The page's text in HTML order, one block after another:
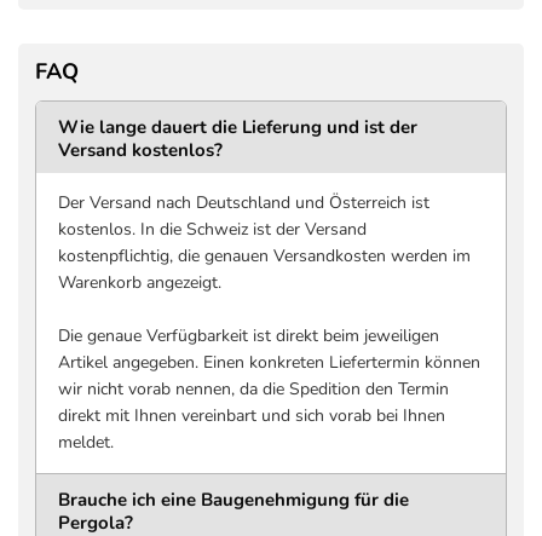
DURCHGANGSHÖHE
2366 mm
Untergrund bis Unterkante
Trägerkonstruktion
3706 mm
Pfosten, entlang
Lamellenlänge
DURCHGANGSBREITE
2 mal 3706 mm
Innenkante bis Innenkante
Pfosten
MATERIAL
Pulverbeschichtet
QUERSCHNITT
HÖHE
WANDSTÄRKE
FAQ
Wie lange dauert die Lieferung und ist der
Versand kostenlos?
Der Versand nach Deutschland und Österreich ist
kostenlos. In die Schweiz ist der Versand
kostenpflichtig, die genauen Versandkosten werden im
Warenkorb angezeigt.
Die genaue Verfügbarkeit ist direkt beim jeweiligen
Artikel angegeben. Einen konkreten Liefertermin können
wir nicht vorab nennen, da die Spedition den Termin
direkt mit Ihnen vereinbart und sich vorab bei Ihnen
meldet.
Brauche ich eine Baugenehmigung für die
Pergola?